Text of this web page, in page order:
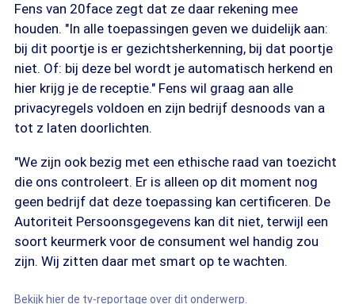
Fens van 20face zegt dat ze daar rekening mee
houden. "In alle toepassingen geven we duidelijk aan:
bij dit poortje is er gezichtsherkenning, bij dat poortje
niet. Of: bij deze bel wordt je automatisch herkend en
hier krijg je de receptie." Fens wil graag aan alle
privacyregels voldoen en zijn bedrijf desnoods van a
tot z laten doorlichten.
"We zijn ook bezig met een ethische raad van toezicht
die ons controleert. Er is alleen op dit moment nog
geen bedrijf dat deze toepassing kan certificeren. De
Autoriteit Persoonsgegevens kan dit niet, terwijl een
soort keurmerk voor de consument wel handig zou
zijn. Wij zitten daar met smart op te wachten.
Bekijk hier de tv-reportage over dit onderwerp.